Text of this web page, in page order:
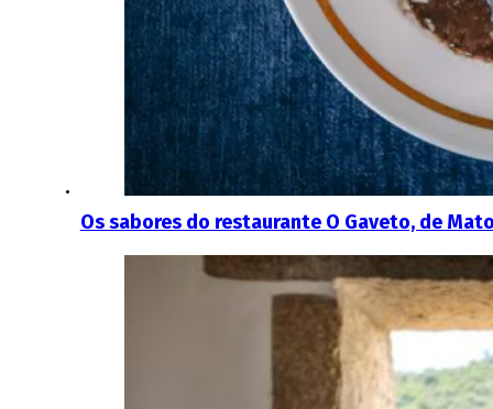
Os sabores do restaurante O Gaveto, de